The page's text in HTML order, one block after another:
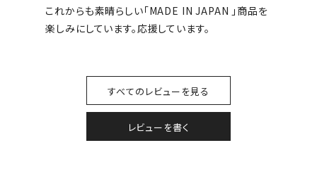
これからも素晴らしい｢MADE IN JAPAN ｣商品を
楽しみにしています。応援しています。
すべてのレビューを見る
レビューを書く